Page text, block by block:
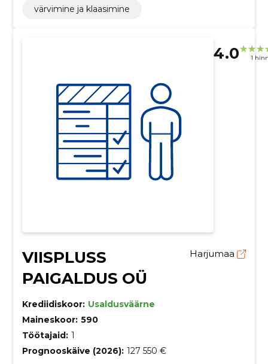
värvimine ja klaasimine
4.0 1
VIISPLUSS
PAIGALDUS OÜ
Harjumaa
Krediidiskoor: Usaldusväärne
Maineskoor: 590
Töötajaid: 1
Prognooskäive (2026): 127 550 €